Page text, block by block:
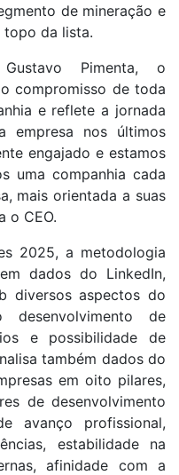
de mineração e
da lista.
Pimenta, o
compromisso de toda
e reflete a jornada
empresa nos últimos
engajado e estamos
uma companhia cada
mais orientada a suas
o CEO.
2025, a metodologia
dados do LinkedIn,
diversos aspectos do
de
e possibilidade de
também dados do
em oito pilares,
de desenvolvimento
avanço profissional,
estabilidade na
afinidade com a